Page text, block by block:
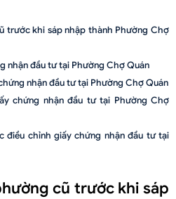
trước khi sáp nhập thành Phường Chợ
nhận đầu tư tại Phường Chợ Quán
nhận đầu tư tại Phường Chợ Quán
chứng nhận đầu tư tại Phường Chợ
điều chỉnh giấy chứng nhận đầu tư tại
cũ trước khi sáp